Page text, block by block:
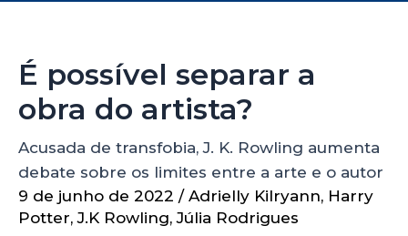
É possível separar a
obra do artista?
Acusada de transfobia, J. K. Rowling aumenta
debate sobre os limites entre a arte e o autor
9 de junho de 2022 / Adrielly Kilryann, Harry
Potter,J.K Rowling,Júlia Rodrigues